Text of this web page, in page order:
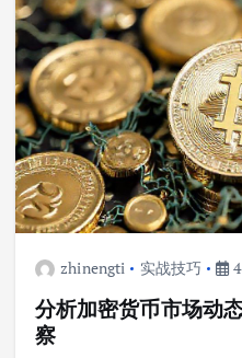
zhinengti 实战技巧
分析加密货币市场动
察